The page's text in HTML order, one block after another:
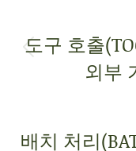
도구 호출
외부
배치 처리